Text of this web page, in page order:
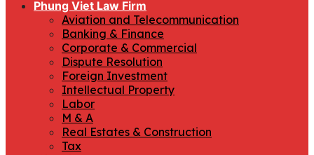
Phung Viet Law Firm
Aviation and Telecommunication
Banking & Finance
Corporate & Commercial
Dispute Resolution
Foreign Investment
Intellectual Property
Labor
M & A
Real Estates & Construction
Tax